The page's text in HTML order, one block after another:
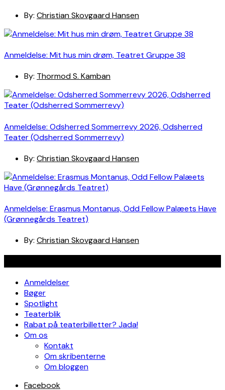
By: Christian Skovgaard Hansen
Anmeldelse: Mit hus min drøm, Teatret Gruppe 38
By: Thormod S. Kamban
Anmeldelse: Odsherred Sommerrevy 2026, Odsherred
Teater (Odsherred Sommerrevy)
By: Christian Skovgaard Hansen
Anmeldelse: Erasmus Montanus, Odd Fellow Palæets Have
(Grønnegårds Teatret)
By: Christian Skovgaard Hansen
Anmeldelser
Bøger
Spotlight
Teaterblik
Rabat på teaterbilletter? Jada!
Om os
Kontakt
Om skribenterne
Om bloggen
Facebook